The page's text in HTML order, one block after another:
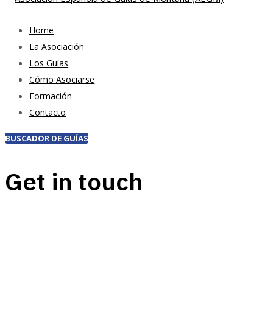
Home
La Asociación
Los Guías
Cómo Asociarse
Formación
Contacto
BUSCADOR DE GUÍAS
Get in touch